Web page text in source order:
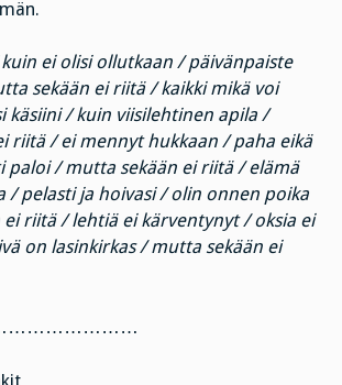
ei olisi ollutkaan / päivänpaiste
sekään ei riitä / kaikki mikä voi
käsiini / kuin viisilehtinen apila /
riitä / ei mennyt hukkaan / paha eikä
paloi / mutta sekään ei riitä / elämä
/ pelasti ja hoivasi / olin onnen poika
riitä / lehtiä ei kärventynyt / oksia ei
on lasinkirkas / mutta sekään ei